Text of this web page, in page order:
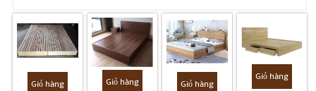
Giỏ hàng Giỏ hàng Giỏ hàng
Giỏ hàng